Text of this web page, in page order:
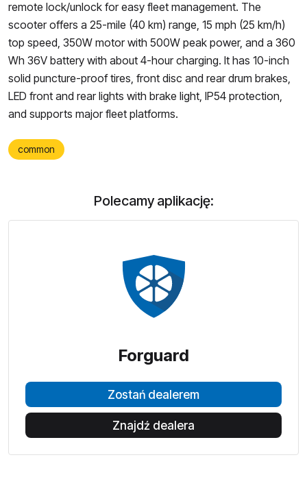
remote lock/unlock for easy fleet management. The
scooter offers a 25-mile (40 km) range, 15 mph (25 km/h)
top speed, 350W motor with 500W peak power, and a 360
Wh 36V battery with about 4-hour charging. It has 10-inch
solid puncture-proof tires, front disc and rear drum brakes,
LED front and rear lights with brake light, IP54 protection,
and supports major fleet platforms.
common
Polecamy aplikację:
Forguard
Zostań dealerem
Znajdź dealera